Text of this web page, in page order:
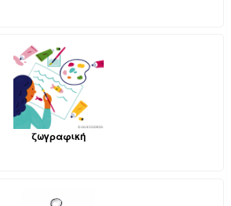
ζωγραφική